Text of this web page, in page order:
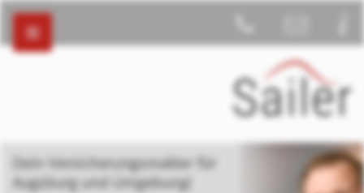
Dein Versicherungsmakler für
Augsburg und Umgebung!